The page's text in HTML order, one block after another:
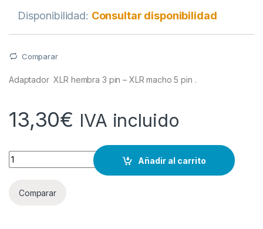
Disponibilidad: Consultar disponibilidad
Comparar
Adaptador XLR hembra 3 pin – XLR macho 5 pin .
13,30€ IVA incluido
Cantidad
Añadir al carrito
Comparar